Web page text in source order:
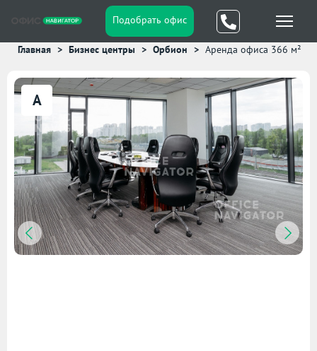
Подобрать офис
Главная Бизнес центры Орбион Аренда офиса 366 м²
A